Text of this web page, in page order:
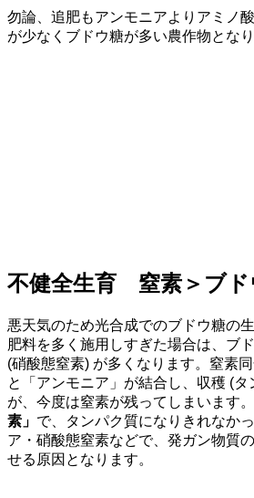
勿論、追肥もアンモニアよりアミノ
が少なくブドウ糖が多い農作物となり
不健全生育 窒素＞ブド
悪天気のため光合成でのブドウ糖の
肥料を多く施用しすぎた場合は、ブ
(硝酸態窒素) が多くなります。窒素
と「アンモニア」が結合し、収穫 (
が、今度は窒素が残ってしまいます
素」 で、タンパク質になりきれなか
ア・硝酸態窒素などで、発ガン物質
せる原因となります。